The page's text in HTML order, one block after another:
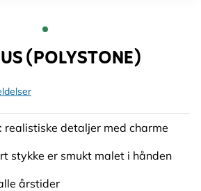
(POLYSTONE)
realistiske detaljer med charme
stykke er smukt malet i hånden
årstider